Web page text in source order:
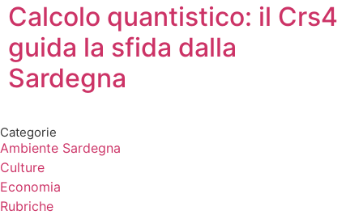
Calcolo quantistico: il Crs4
guida la sfida dalla
Sardegna
Categorie
Ambiente Sardegna
Culture
Economia
Rubriche